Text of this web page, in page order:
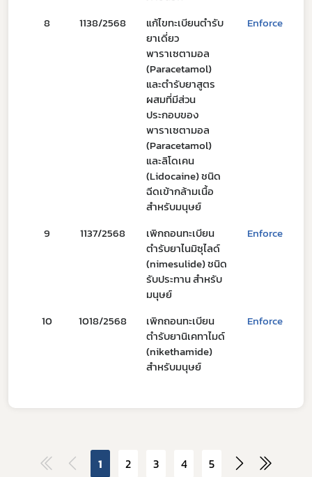
8 1138/2568
แก้ไขทะเบียนตำรับ
ยาเดี่ยว
พาราเซตามอล
(Paracetamol)
และตำรับยาสูตร
ผสมที่มีส่วน
ประกอบของ
พาราเซตามอล
(Paracetamol)
และลิโดเคน
(Lidocaine) ชนิด
ฉีดเข้ากล้ามเนื้อ
สำหรับมนุษย์
Enforce
9 1137/2568
เพิกถอนทะเบียน
ตำรับยาไนมิซุไลด์
(nimesulide) ชนิด
รับประทาน สำหรับ
มนุษย์
Enforce
10 1018/2568
เพิกถอนทะเบียน
ตำรับยานิเคทาไมด์
(nikethamide)
สำหรับมนุษย์
Enforce
1 2 3 4 5